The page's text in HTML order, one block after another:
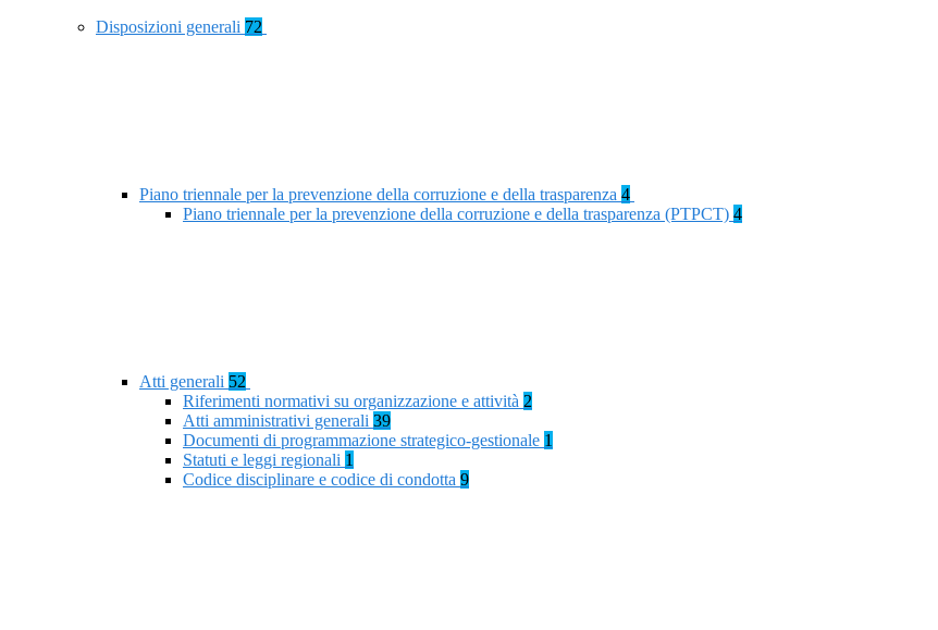
Disposizioni generali 72
Piano triennale per la prevenzione della corruzione e della trasparenza 4
Piano triennale per la prevenzione della corruzione e della trasparenza (PTPCT) 4
Atti generali 52
Riferimenti normativi su organizzazione e attività 2
Atti amministrativi generali 39
Documenti di programmazione strategico-gestionale 1
Statuti e leggi regionali 1
Codice disciplinare e codice di condotta 9